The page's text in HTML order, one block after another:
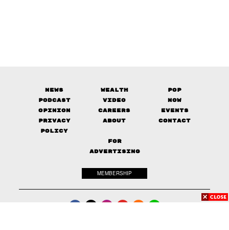
News Wealth
Pop
Podcast
Video
Now
Opinion
Careers
Events
Privacy
Policy
About Contact
FOR
ADVERTISING
MEMBERSHIP